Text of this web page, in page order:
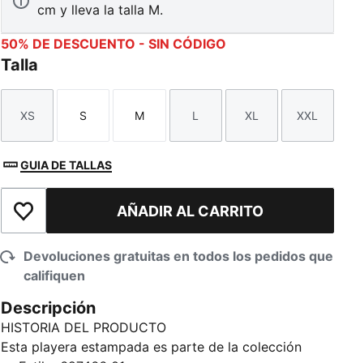
cm y lleva la talla M.
50% DE DESCUENTO - SIN CÓDIGO
Talla
Talla
XS
Talla
S
Talla
M
Talla
L
Talla
XL
Talla
XXL
GUIA DE TALLAS
Añadir a la lista de deseosAÑADIR AL CARRITO
Devoluciones gratuitas en todos los pedidos que
califiquen
Descripción
HISTORIA DEL PRODUCTO
Esta playera estampada es parte de la colección